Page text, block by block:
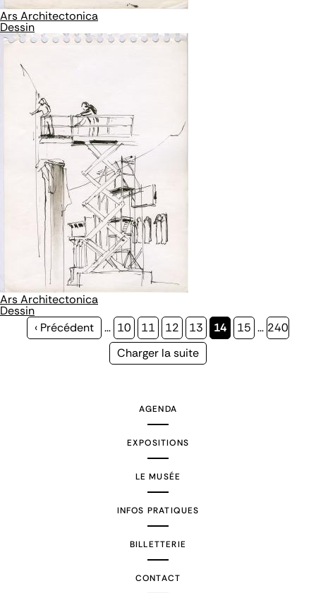
Ars Architectonica
Dessin
Ars Architectonica
Dessin
Page
‹ Précédent … Page
10 Page
11 Page
12 Page
13
Page
14 Page
15 … Page
240
Page
Charger la suite
AGENDA
EXPOSITIONS
LE MUSÉE
INFOS PRATIQUES
BILLETTERIE
CONTACT